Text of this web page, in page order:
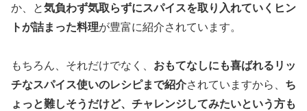
か、と気負わず気取らずにスパイスを取り入れていくヒン
トが詰まった料理が豊富に紹介されています。
もちろん、それだけでなく、 おもてなしにも喜ばれるリッ
チなスパイス使いのレシピまで紹介されていますから、 ち
ょっと難しそうだけど、チャレンジしてみたいという方も